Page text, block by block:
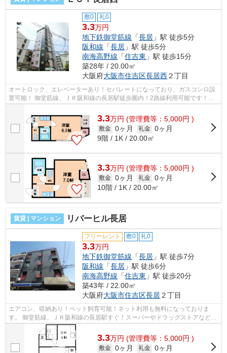
敷0 礼0
3.3万円
地下鉄御堂筋線 「長居 」駅 徒歩5分
阪和線 「長居 」駅 徒歩5分
南海高野線 「住吉東 」駅 徒歩15分
築28年 / 20.00㎡
大阪府大阪市住吉区長居西２丁目
オートロック、エレベーターあり！セパレートになっており、ガスコンロ設
置可能！ 御堂筋線、ＪＲ阪和線の長居駅徒歩圏内！2路線利用可能です！
■□■□■□■□■□■□■□■□■□■□■□■□■□■□■□■□■□...
3.3万円 (管理費等：5,000円 )
敷金 0ヶ月 礼金 0ヶ月
9階 / 1K / 20.00㎡
3.3万円 (管理費等：5,000円 )
敷金 0ヶ月 礼金 0ヶ月
10階 / 1K / 20.00㎡
賃貸 | マンション リバーヒル長居
フリーレント 敷0 礼0
3.3万円
地下鉄御堂筋線 「長居 」駅 徒歩7分
阪和線 「長居 」駅 徒歩6分
南海高野線 「住吉東 」駅 徒歩20分
築43年 / 22.00㎡
大阪府大阪市住吉区長居２丁目
エアコン、収納あり！ペット飼育可能！ネット利用も無料になっておりま
す。 御堂筋線、ＪＲ阪和線の長居駅すぐ！スーパーやドラッグストアなど近
くにあります。 ■□■□■□■□■□■□■□■□■□■...
3.3万円 (管理費等：5,000円 )
敷金 0ヶ月 礼金 0ヶ月